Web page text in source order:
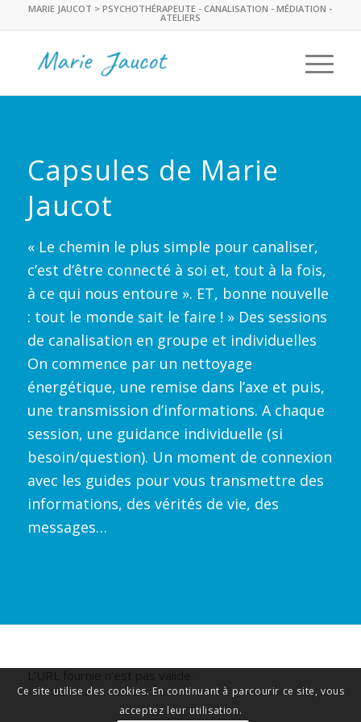
MARIE JAUCOT > PSYCHOTHÉRAPEUTE - CANALISATION - MÉDIATION -
ATELIERS
Capsules de Marie
Jaucot
« Le chemin le plus simple pour canaliser,
c’est d’être connecté à soi et, tout à la fois,
à ce qui nous entoure ». ET, bonne nouvelle
: tout le monde sait le faire ! » Des sessions
de canalisation en groupe et individuelles
On commence par un nettoyage
énergétique, une remise dans l’axe et puis,
une transmission d’informations. A chaque
session, une guidance individuelle (si
besoin/question). Un moment de connexion
avec les guides pour vous transmettre des
informations, des vérités de vie, des
messages…
Ce site utilise des cookies. En continuant à parcourir ce site, vous
acceptez leur utilisation.